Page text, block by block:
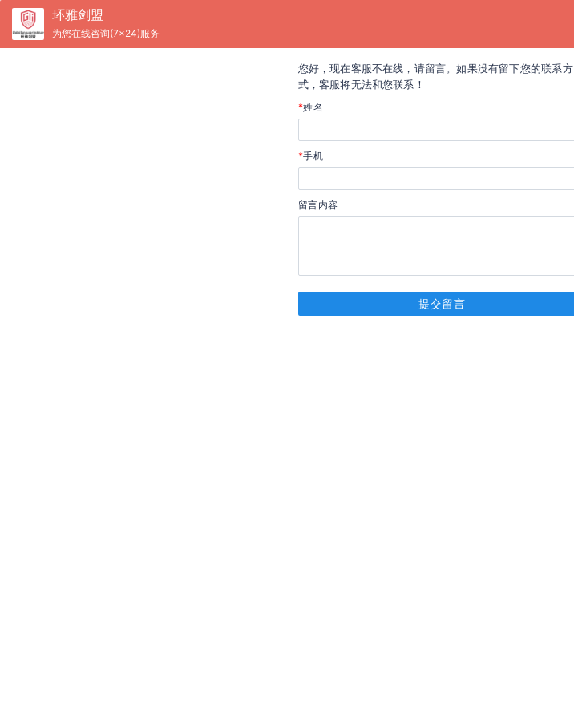
环雅剑盟
为您在线咨询(7×24)服务
您好，现在客服不在线，请留言。如果没有留下您的联系方
式，客服将无法和您联系！
*姓名
*手机
留言内容
提交留言